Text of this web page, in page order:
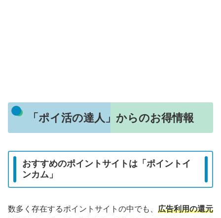
「ポイ活の達人」からのお得情報
おすすめのポイントサイトは「ポイントイ
ンカム」
数多く存在するポイントサイトの中でも、 広告利用の還元